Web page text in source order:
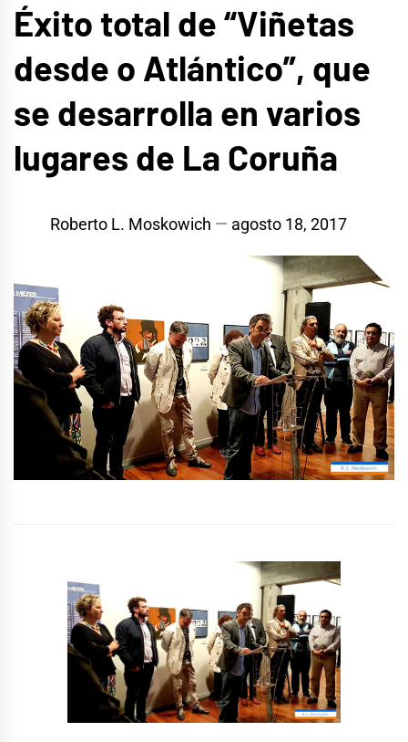
Éxito total de “Viñetas
desde o Atlántico”, que
se desarrolla en varios
lugares de La Coruña
Roberto L. Moskowich agosto 18, 2017